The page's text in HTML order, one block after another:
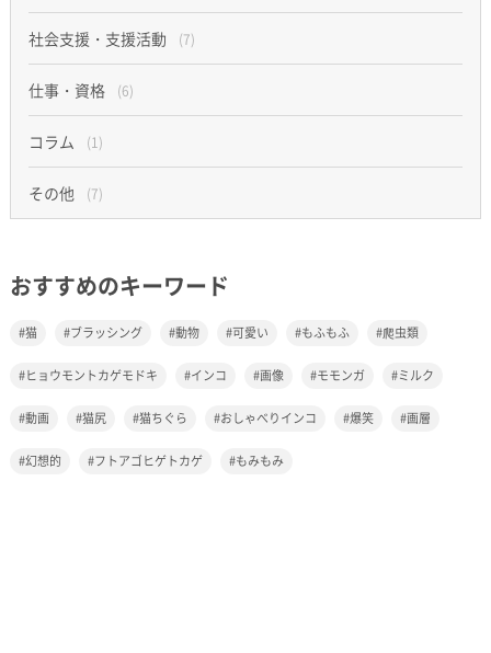
社会支援・支援活動 (7)
仕事・資格 (6)
コラム (1)
その他 (7)
おすすめのキーワード
猫 ブラッシング 動物 可愛い もふもふ 爬虫類
ヒョウモントカゲモドキ インコ 画像 モモンガ ミルク
動画 猫尻 猫ちぐら おしゃべりインコ 爆笑 画層
幻想的 フトアゴヒゲトカゲ もみもみ